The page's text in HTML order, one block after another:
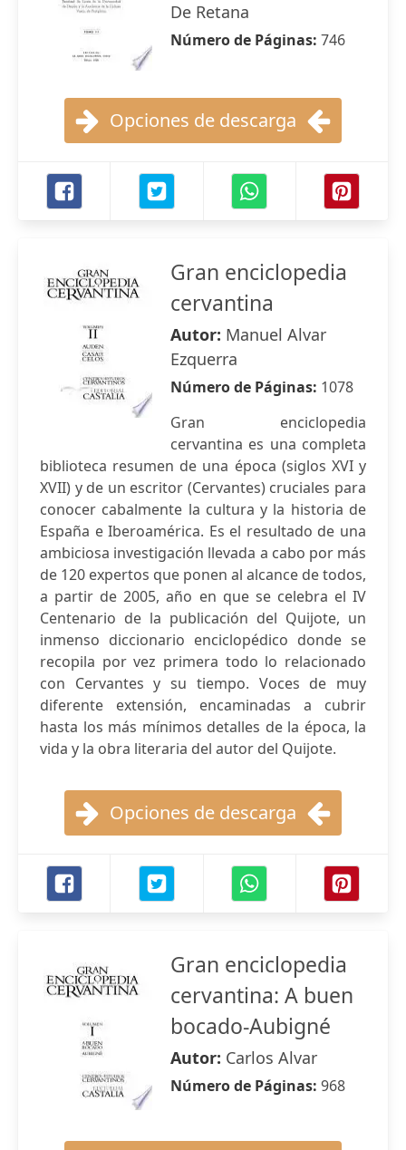
De Retana
Número de Páginas: 746
Opciones de descarga
Gran enciclopedia
cervantina
Autor: Manuel Alvar
Ezquerra
Número de Páginas: 1078
Gran enciclopedia
cervantina es una completa
biblioteca resumen de una época (siglos XVI y
XVII) y de un escritor (Cervantes) cruciales para
conocer cabalmente la cultura y la historia de
España e Iberoamérica. Es el resultado de una
ambiciosa investigación llevada a cabo por más
de 120 expertos que ponen al alcance de todos,
a partir de 2005, año en que se celebra el IV
Centenario de la publicación del Quijote, un
inmenso diccionario enciclopédico donde se
recopila por vez primera todo lo relacionado
con Cervantes y su tiempo. Voces de muy
diferente extensión, encaminadas a cubrir
hasta los más mínimos detalles de la época, la
vida y la obra literaria del autor del Quijote.
Opciones de descarga
Gran enciclopedia
cervantina: A buen
bocado-Aubigné
Autor: Carlos Alvar
Número de Páginas: 968